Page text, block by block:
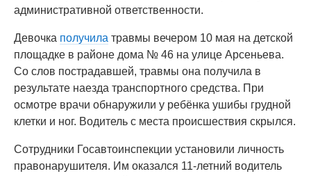
административной ответственности.
Девочка получила травмы вечером 10 мая на детской
площадке в районе дома № 46 на улице Арсеньева.
Со слов пострадавшей, травмы она получила в
результате наезда транспортного средства. При
осмотре врачи обнаружили у ребёнка ушибы грудной
клетки и ног. Водитель с места происшествия скрылся.
Сотрудники Госавтоинспекции установили личность
правонарушителя. Им оказался 11-летний водитель